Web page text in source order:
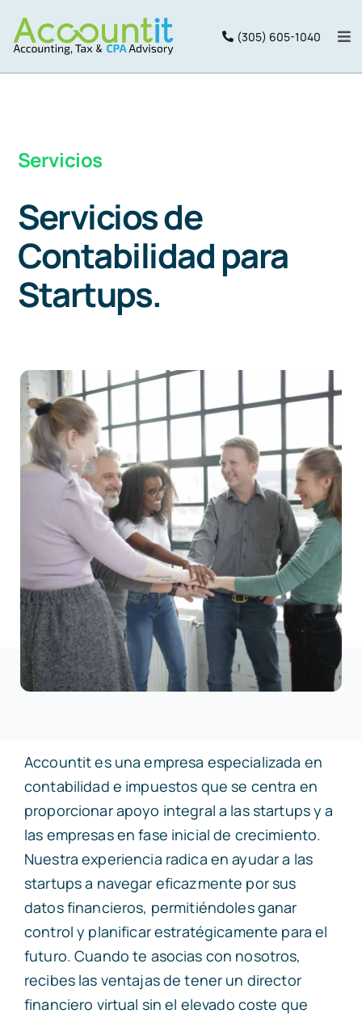
Saltar
contenido
(305) 605-1040
Package
Preguntas frecuentes
Blogs
Contacta con nosotros
Servicios
Servicios de
Contabilidad para
Startups.
Accountites una empresa especializada en
contabilidad e impuestos que se centra en
proporcionar apoyo integral a las startups y a
las empresas en fase inicial de crecimiento.
Nuestra experiencia radica en ayudar a las
startups a navegar eficazmente por sus
datos financieros, permitiéndoles ganar
control y planificar estratégicamente para el
futuro. Cuando te asocias con nosotros,
recibes las ventajas de tener un director
financiero virtual sin el elevado coste que